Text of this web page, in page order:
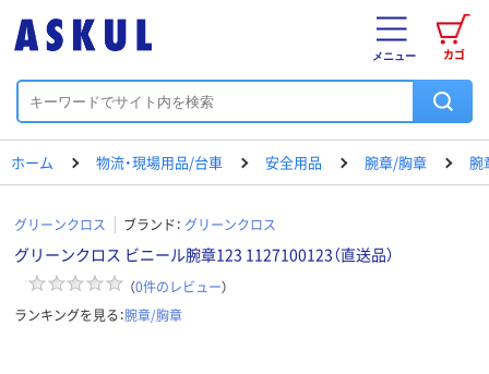
カゴ
メニュー
ホーム 物流・現場用品/台車 安全用品 腕章/胸章 腕
グリーンクロス ブランド： グリーンクロス
グリーンクロス ビニール腕章123 1127100123（直送品）
（0件のレビュー）
ランキングを見る：腕章/胸章